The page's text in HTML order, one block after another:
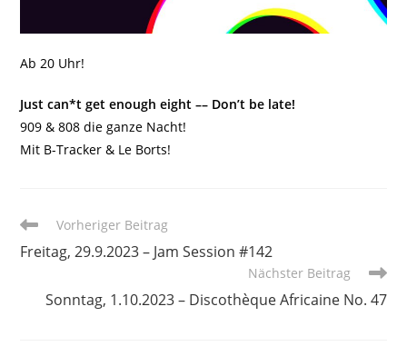
Ab 20 Uhr!
Just can*t get enough eight –– Don’t be late!
909 & 808 die ganze Nacht!
Mit B-Tracker & Le Borts!
Weitere
ansehen
Vorheriger Beitrag
Freitag, 29.9.2023 – Jam Session #142
Nächster Beitrag
Sonntag, 1.10.2023 – Discothèque Africaine No. 47